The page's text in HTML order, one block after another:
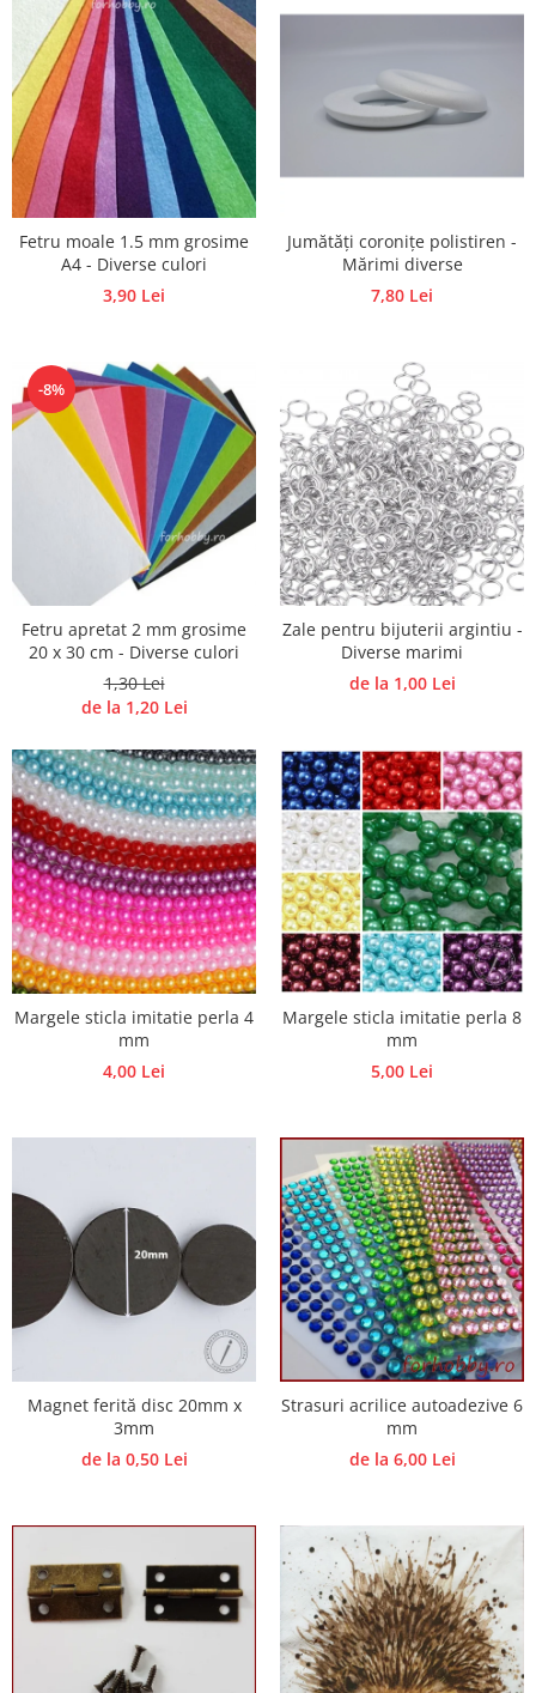
Traforaj, pirogravura
Ustensile
Polistiren
Ceramica
Accesorii floristica
Hartie creponata
Plante uscate
Materiale textile
Articole din bumbac
Saculeti
Design cofetarie
Forme pentru turnat ciocolata
Pictura pe fata si corp
Vopsea pentru fata si corp
Accesorii pictura pe fata
Pluta
Fetru moale 1.5 mm grosime
A4 - Diverse culori
3,90 Lei
Jumătăți coronițe polistiren -
Mărimi diverse
7,80 Lei
-8%
Fetru apretat 2 mm grosime
20 x 30 cm - Diverse culori
1,30 Lei
de la 1,20 Lei
Zale pentru bijuterii argintiu -
Diverse marimi
de la 1,00 Lei
Margele sticla imitatie perla 4
mm
4,00 Lei
Margele sticla imitatie perla 8
mm
5,00 Lei
Magnet ferită disc 20mm x
3mm
de la 0,50 Lei
Strasuri acrilice autoadezive 6
mm
de la 6,00 Lei